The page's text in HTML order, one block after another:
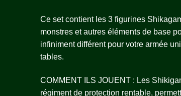
Ce set contient les 3 figurines
monstres et autres éléments de base
infiniment différent pour votre armée
tables.
COMMENT ILS JOUENT : Les
régiment de protection rentable,